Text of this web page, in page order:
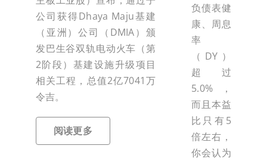
公司获得Dhaya Maju基建
（亚洲）公司（DMIA）颁
发巴生谷双轨电动火车（第
2阶段）基建设施升级项目
相关工程，总值2亿7041万
令吉。
阅读更多
负债表健
康、周息
率
（DY）
超过
5.0%，
而且本益
比只有5
倍左右，
你会认为